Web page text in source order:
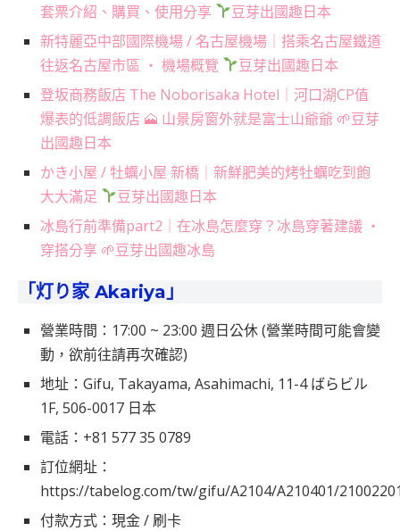
套票介紹、購買、使用分享
豆芽出國趣日本
新特麗亞中部國際機場 / 名古屋機場｜搭乘名古屋鐵道
往返名古屋市區 ‧ 機場概覽
豆芽出國趣日本
登坂商務飯店 The Noborisaka Hotel｜河口湖CP值
爆表的低調飯店 🗻 山景房窗外就是富士山爺爺 🌱豆芽
出國趣日本
かき小屋 / 牡蠣小屋 新橋｜新鮮肥美的烤牡蠣吃到飽
大大滿足
豆芽出國趣日本
冰島行前準備part2｜在冰島怎麼穿？冰島穿著建議 ‧
穿搭分享 🌱豆芽出國趣冰島
「灯り家 Akariya」
營業時間：17:00 ~ 23:00 週日公休 (營業時間可能會變
動，欲前往請再次確認)
地址：Gifu, Takayama, Asahimachi, 11-4 ばらビル
1F, 506-0017 日本
電話：+81 577 35 0789
訂位網址：
https://tabelog.com/tw/gifu/A2104/A210401/
付款方式：現金 / 刷卡